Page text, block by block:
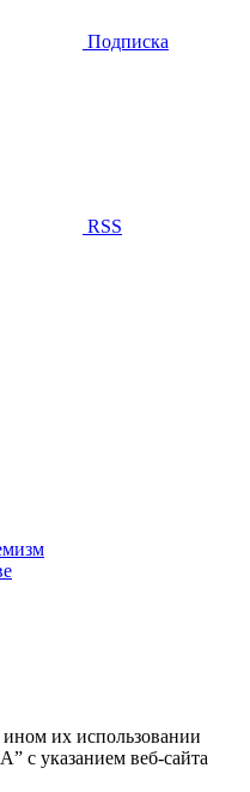
Подписка
RSS
их использовании
с указанием веб-сайта